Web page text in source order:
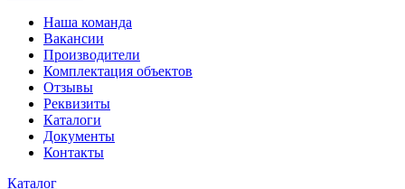
Наша команда
Вакансии
Производители
Комплектация объектов
Отзывы
Реквизиты
Каталоги
Документы
Контакты
Каталог